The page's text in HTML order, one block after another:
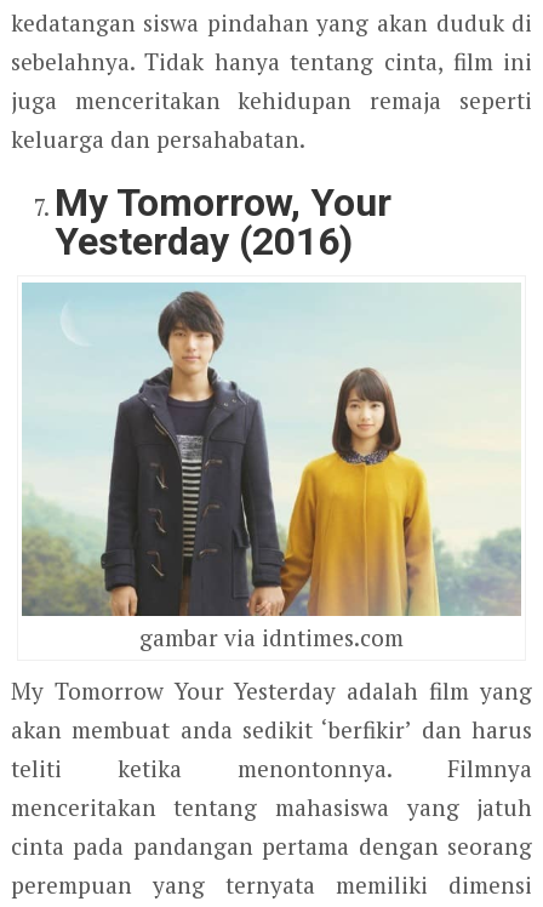
kedatangan siswa pindahan yang akan duduk di
sebelahnya. Tidak hanya tentang cinta, film ini
juga menceritakan kehidupan remaja seperti
keluarga dan persahabatan.
My Tomorrow, Your
Yesterday (2016)
gambar via idntimes.com
My Tomorrow Your Yesterday adalah film yang
akan membuat anda sedikit ‘berfikir’ dan harus
teliti ketika menontonnya. Filmnya
menceritakan tentang mahasiswa yang jatuh
cinta pada pandangan pertama dengan seorang
perempuan yang ternyata memiliki dimensi